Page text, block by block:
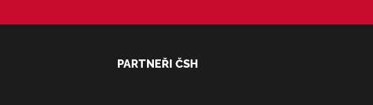
PARTNEŘI ČSH